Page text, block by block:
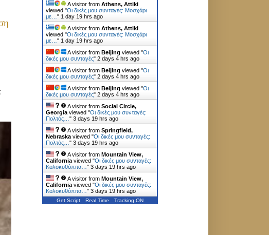
A visitor from Athens, Attiki
viewed "Οι δικές μου συνταγές: Μοσχάρι
με… " 1 day 19 hrs ago
A visitor from Athens, Attiki
viewed "Οι δικές μου συνταγές: Μοσχάρι
με… " 1 day 19 hrs ago
A visitor from Beijing viewed "Οι
δικές μου συνταγές" 2 days 4 hrs ago
A visitor from Beijing viewed "Οι
δικές μου συνταγές" 2 days 4 hrs ago
A visitor from Beijing viewed "Οι
δικές μου συνταγές" 2 days 4 hrs ago
A visitor from Social Circle,
Georgia viewed "Οι δικές μου συνταγές:
Πολτός… " 3 days 19 hrs ago
A visitor from Springfield,
Nebraska viewed "Οι δικές μου συνταγές:
Πολτός… " 3 days 19 hrs ago
A visitor from Mountain View,
California viewed "Οι δικές μου συνταγές:
Κολοκυθόπιτα… " 3 days 19 hrs ago
A visitor from Mountain View,
California viewed "Οι δικές μου συνταγές:
Κολοκυθόπιτα… " 3 days 19 hrs ago
Get Script Real Time Tracking ON